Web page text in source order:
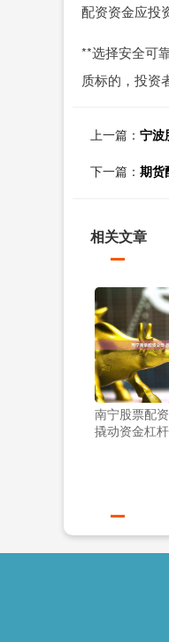
配资资金应投
**选择安全可
质标的，投资
上一篇： 宁波
下一篇： 期货
相关文章
南宁股票配
撬动资金杠